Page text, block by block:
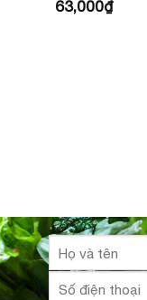
80,000₫